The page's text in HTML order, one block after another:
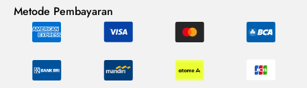
Metode Pembayaran